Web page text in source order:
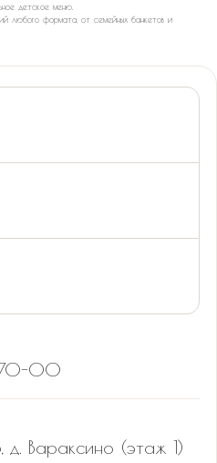
детское меню.
любого формата, от семейных банкетов и
70-00
д. Вараксино (этаж 1)